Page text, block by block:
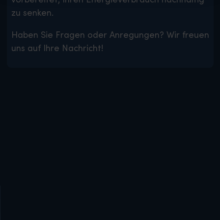
zu senken.
Haben Sie Fragen oder Anregungen? Wir freuen
uns auf Ihre Nachricht!